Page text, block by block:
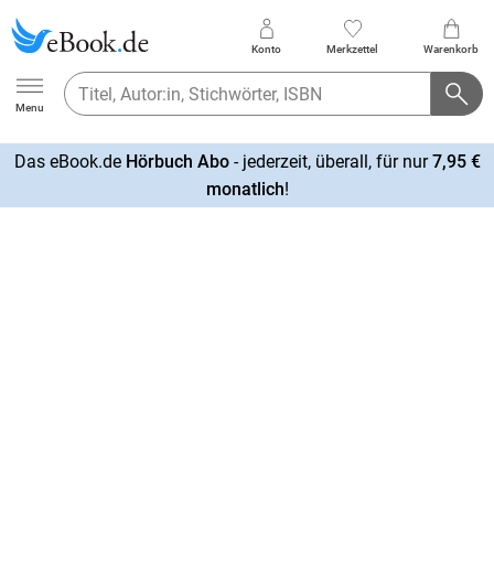
Ebook.de
Menu
Konto Merkzettel Warenkorb
Das eBook.de Hörbuch Abo- jederzeit, überall, für nur7,95 €
monatlich!